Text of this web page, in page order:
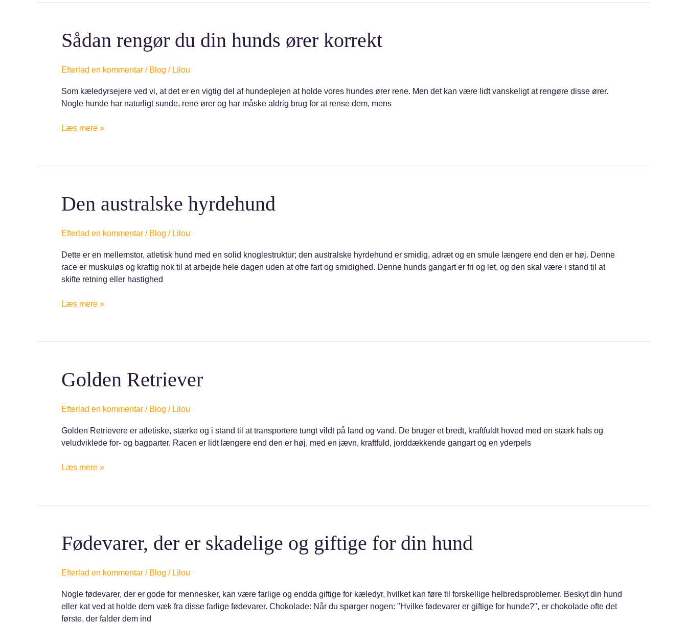
Sådan rengør du din hunds ører korrekt
Efterlad en kommentar / Blog / Lilou
Som kæledyrsejere ved vi, at det er en vigtig del af hundeplejen at holde vores hundes ører rene. Men det kan være lidt vanskeligt at rengøre disse ører.
Nogle hunde har naturligt sunde, rene ører og har måske aldrig brug for at rense dem, mens
Sådan
rengør
din
ører
korrekt
Læs mere »
Den australske hyrdehund
Efterlad en kommentar / Blog / Lilou
Dette er en mellemstor, atletisk hund med en solid knoglestruktur; den australske hyrdehund er smidig, adræt og en smule længere end den er høj. Denne
race er muskuløs og kraftig nok til at arbejde hele dagen uden at ofre fart og smidighed. Denne hunds gangart er fri og let, og den skal være i stand til at
skifte retning eller hastighed
Den
australske
Læs mere »
Golden Retriever
Efterlad en kommentar / Blog / Lilou
Golden Retrievere er atletiske, stærke og i stand til at transportere tungt vildt på land og vand. De bruger et bredt, kraftfuldt hoved med en stærk hals og
veludviklede for- og bagparter. Racen er lidt længere end den er høj, med en jævn, kraftfuld, jorddækkende gangart og en yderpels
Golden
Retriever
Læs mere »
Fødevarer, der er skadelige og giftige for din hund
Efterlad en kommentar / Blog / Lilou
Nogle fødevarer, der er gode for mennesker, kan være farlige og endda giftige for kæledyr, hvilket kan føre til forskellige helbredsproblemer. Beskyt din hund
eller kat ved at holde dem væk fra disse farlige fødevarer. Chokolade: Når du spørger nogen: "Hvilke fødevarer er giftige for hunde?", er chokolade ofte det
første, der falder dem ind
Fødevarer,
der
skadelige
giftige
for
din